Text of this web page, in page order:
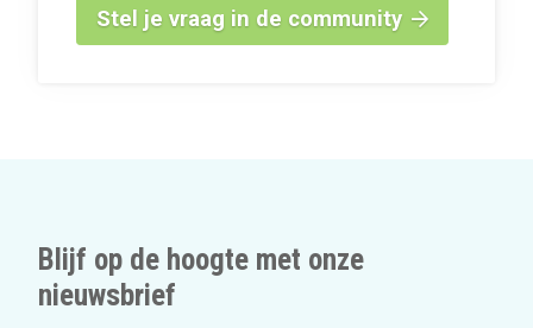
Stel je vraag in de community
Blijf op de hoogte met onze
nieuwsbrief